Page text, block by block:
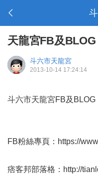
天龍宮FB及BLOG
斗六市天龍宮
2013-10-14 17:24:14
斗六市天龍宮FB及BLOG
FB粉絲專頁： https://
痞客邦部落格： http://